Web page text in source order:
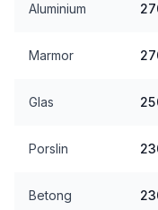
Aluminium
Marmor
Glas
Porslin
Betong